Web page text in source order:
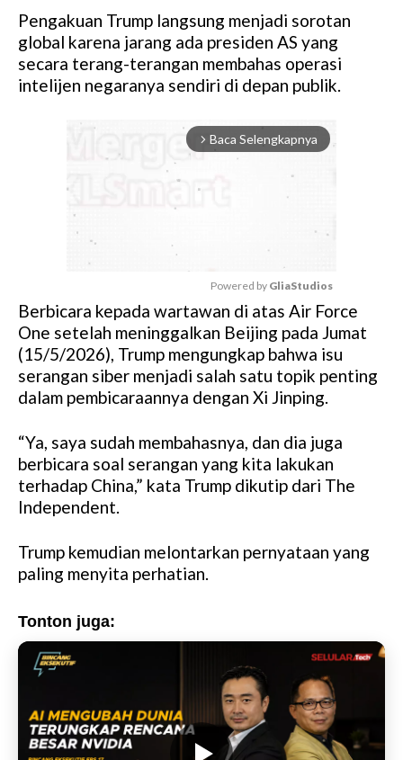
Pengakuan Trump langsung menjadi sorotan
global karena jarang ada presiden AS yang
secara terang-terangan membahas operasi
intelijen negaranya sendiri di depan publik.
arrow_forward_ios Baca Selengkapnya
M
u
t
e
Powered by GliaStudios
Berbicara kepada wartawan di atas Air Force
One setelah meninggalkan Beijing pada Jumat
(15/5/2026), Trump mengungkap bahwa isu
serangan siber menjadi salah satu topik penting
dalam pembicaraannya dengan Xi Jinping.
“Ya, saya sudah membahasnya, dan dia juga
berbicara soal serangan yang kita lakukan
terhadap China,” kata Trump dikutip dari The
Independent.
Trump kemudian melontarkan pernyataan yang
paling menyita perhatian.
Tonton juga: